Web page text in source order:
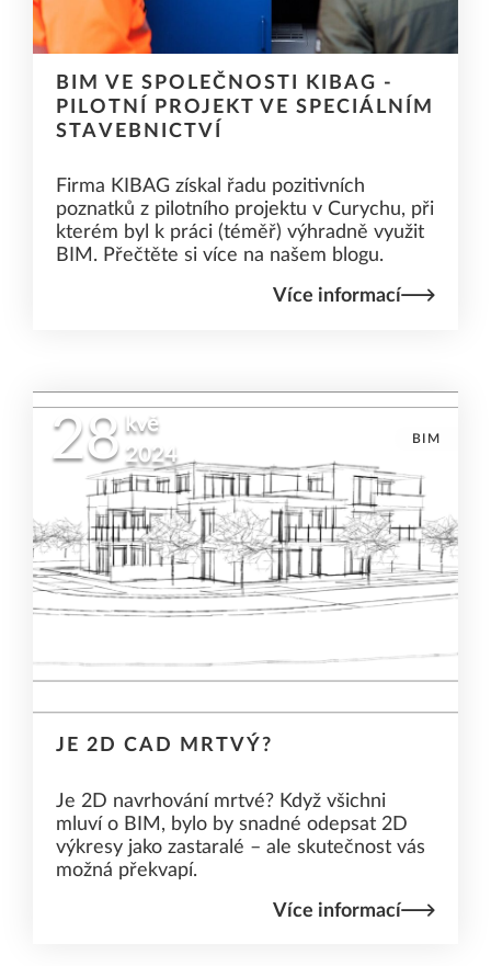
BIM VE SPOLEČNOSTI KIBAG -
PILOTNÍ PROJEKT VE SPECIÁLNÍM
STAVEBNICTVÍ
Firma KIBAG získal řadu pozitivních
poznatků z pilotního projektu v Curychu, při
kterém byl k práci (téměř) výhradně využit
BIM. Přečtěte si více na našem blogu.
Více informací
28 kvě
2024
BIM
JE 2D CAD MRTVÝ?
Je 2D navrhování mrtvé? Když všichni
mluví o BIM, bylo by snadné odepsat 2D
výkresy jako zastaralé – ale skutečnost vás
možná překvapí.
Více informací